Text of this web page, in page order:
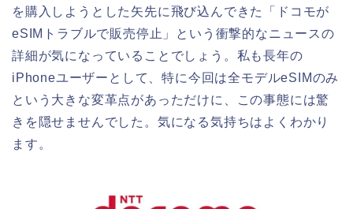
を購入しようとした矢先に飛び込んできた「ドコモが
eSIMトラブルで販売停止」という衝撃的なニュースの
詳細が気になっていることでしょう。私も長年の
iPhoneユーザーとして、特に今回は全モデルeSIMのみ
という大きな変革点があっただけに、この事態には驚
きを隠せませんでした。気になる気持ちはよくわかり
ます。